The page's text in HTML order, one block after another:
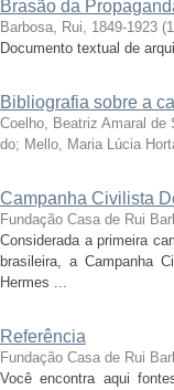
Brasão da
Barbosa, Rui, 1849-1923 (
Documento textual de
Bibliografia sobre a
Coelho, Beatriz Amaral de
do; Mello, Maria Lúcia
Campanha Civilista
Fundação Casa de Rui
Considerada a primeira
brasileira, a Campanha
Hermes ...
Referência
Fundação Casa de Rui
Você encontra aqui